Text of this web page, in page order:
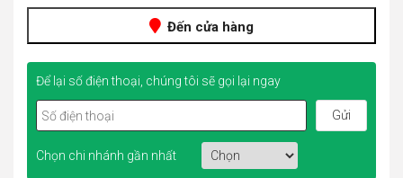
Đến cửa hàng
Để lại số điện thoại, chúng tôi sẽ gọi lại ngay
Chọn chi nhánh gần nhất